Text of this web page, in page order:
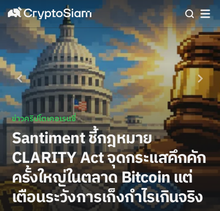
ข่าวคริปโตเคอเรนซี่
Santiment ชี้กฎหมาย
CLARITY Act จุดกระแสคึกคัก
ครั้งใหญ่ในตลาด Bitcoin แต่
เตือนระวังการเก็งกำไรเกินจริง